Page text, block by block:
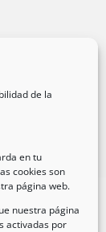
de la
en tu
cookies son
página web.
nuestra página
activadas por